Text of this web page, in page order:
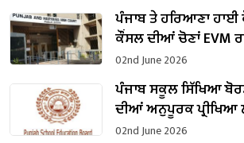
ਪੰਜਾਬ ਤੇ ਹਰਿਆਣਾ
ਕੌਂਸਲ ਦੀਆਂ ਚੋਣਾਂ EVM
ਅਦੇਸ਼
02nd June 2026
ਪੰਜਾਬ ਸਕੂਲ ਸਿੱਖਿਆ
ਦੀਆਂ ਅਨੁਪੂਰਕ ਪ੍ਰੀਖਿਆ
02nd June 2026